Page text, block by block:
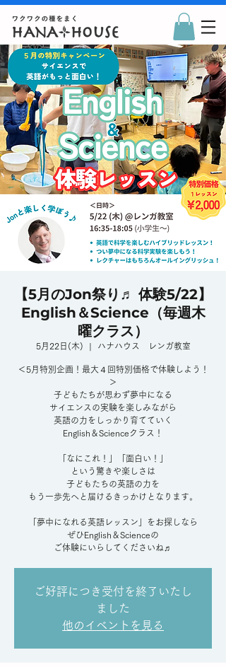
【5月のJon祭り♬ 体験5/22】
English＆Science（毎週木
曜クラス）
5月22日(木)
  |
ハナハウス レンガ教室
＜5月特別企画！最大４回特別価格で体験しよう！
＞
子どもたちが思わず夢中になる
サイエンスの実験を楽しみながら
英語の力をしっかり育てていく
English＆Scienceクラス！
「なにこれ！」「面白い！」
という驚きや楽しさは
子どもたちの英語の力を
もう一歩先へと届けるきっかけとなります。
「夢中になれる英語レッスン」をお探しなら
ぜひEnglish＆Scienceの
ご体験にいらしてくださいね♬
ご好評につき受付を終了いたし
ました
他のイベントを見る